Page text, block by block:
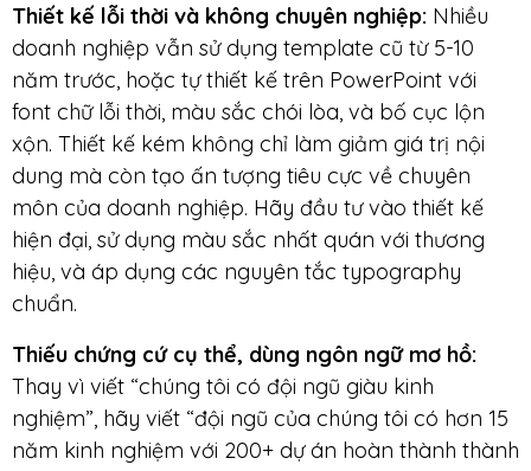
Thiết kế lỗi thời và không chuyên nghiệp: Nhiều
doanh nghiệp vẫn sử dụng template cũ từ 5-10
năm trước, hoặc tự thiết kế trên PowerPoint với
font chữ lỗi thời, màu sắc chói lòa, và bố cục lộn
xộn. Thiết kế kém không chỉ làm giảm giá trị nội
dung mà còn tạo ấn tượng tiêu cực về chuyên
môn của doanh nghiệp. Hãy đầu tư vào thiết kế
hiện đại, sử dụng màu sắc nhất quán với thương
hiệu, và áp dụng các nguyên tắc typography
chuẩn.
Thiếu chứng cứ cụ thể, dùng ngôn ngữ mơ hồ:
Thay vì viết “chúng tôi có đội ngũ giàu kinh
nghiệm”, hãy viết “đội ngũ của chúng tôi có hơn 15
năm kinh nghiệm với 200+ dự án hoàn thành thành